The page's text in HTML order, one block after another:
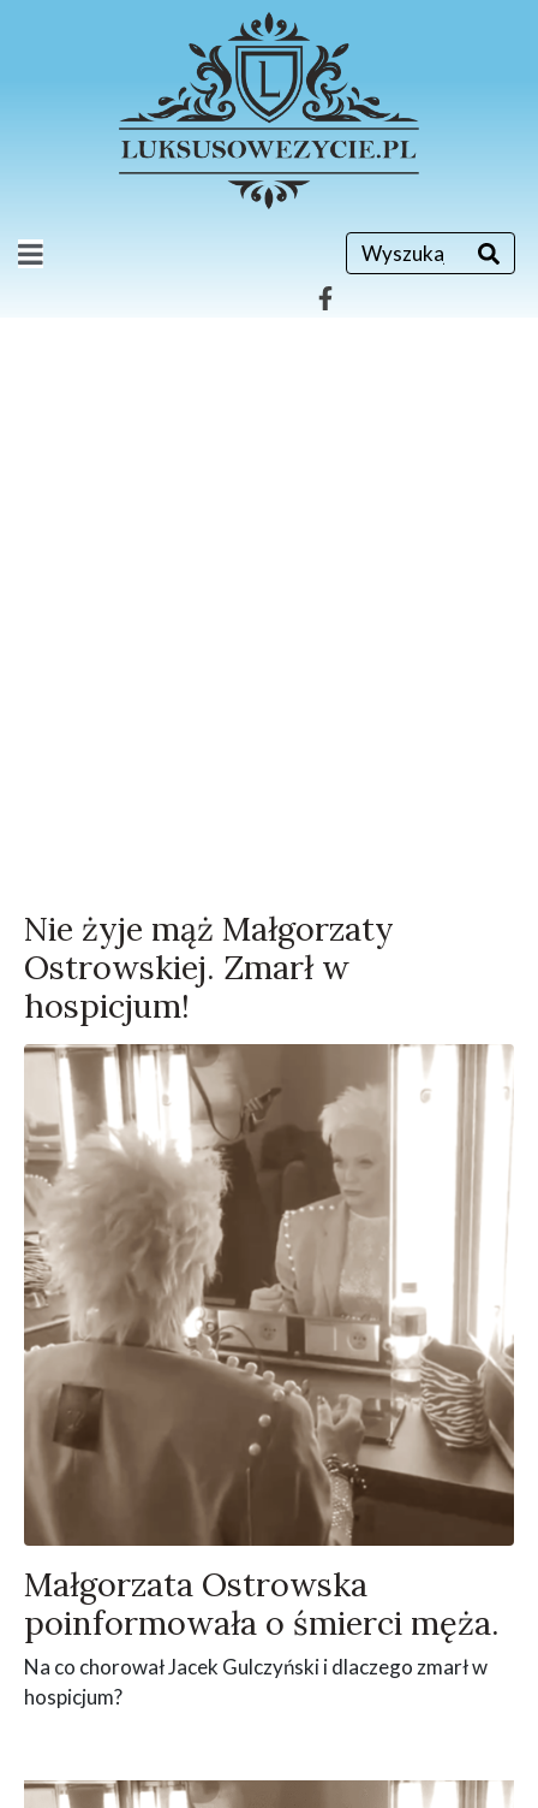
Nie żyje mąż Małgorzaty
Ostrowskiej. Zmarł w
hospicjum!
Małgorzata Ostrowska
poinformowała o śmierci męża.
Na co chorował Jacek Gulczyński i dlaczego zmarł w
hospicjum?